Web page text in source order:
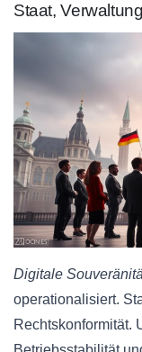
Staat,
Digitale
operationalisiert.
Rechtskonformität.